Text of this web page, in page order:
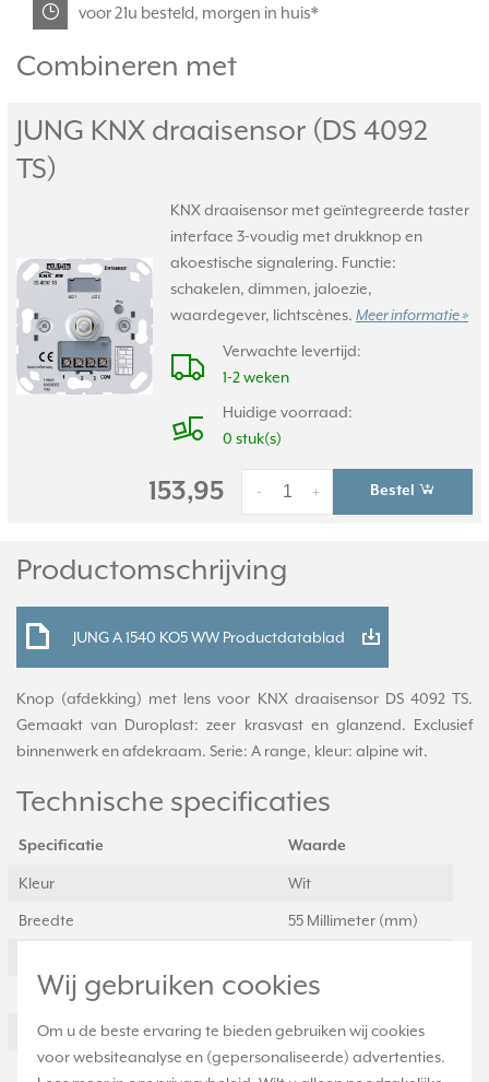
Wij gebruiken cookies
Om u de beste ervaring te bieden gebruiken wij cookies
voor websiteanalyse en (gepersonaliseerde) advertenties.
voor 21u besteld, morgen in huis*
Combineren met
JUNG KNX draaisensor (DS 4092
TS)
KNX draaisensor met geïntegreerde taster
interface 3-voudig met drukknop en
akoestische signalering. Functie:
schakelen, dimmen, jaloezie,
waardegever, lichtscènes. Meer informatie »
Verwachte levertijd:
1-2 weken
Huidige voorraad:
0 stuk(s)
153,95 +
- Bestel
Productomschrijving
JUNG A 1540 KO5 WW Productdatablad
Knop (afdekking) met lens voor KNX draaisensor DS 4092 TS.
Gemaakt van Duroplast: zeer krasvast en glanzend. Exclusief
binnenwerk en afdekraam. Serie: A range, kleur: alpine wit.
Technische specificaties
Specificatie Waarde
Kleur Wit
Breedte 55 Millimeter (mm)
Halogeenvrij Ja
Hoogte 55 Millimeter (mm)
Dimmer